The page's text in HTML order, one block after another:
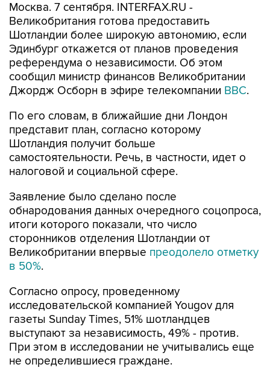
Москва. 7 сентября. INTERFAX.RU -
Великобритания готова предоставить
Шотландии более широкую автономию, если
Эдинбург откажется от планов проведения
референдума о независимости. Об этом
сообщил министр финансов Великобритании
Джордж Осборн в эфире телекомпании BBC.
По его словам, в ближайшие дни Лондон
представит план, согласно которому
Шотландия получит больше
самостоятельности. Речь, в частности, идет о
налоговой и социальной сфере.
Заявление было сделано после
обнародования данных очередного соцопроса,
итоги которого показали, что число
сторонников отделения Шотландии от
Великобритании впервые преодолело отметку
в 50%.
Согласно опросу, проведенному
исследовательской компанией Yougov для
газеты Sunday Times, 51% шотландцев
выступают за независимость, 49% - против.
При этом в исследовании не учитывались еще
не определившиеся граждане.